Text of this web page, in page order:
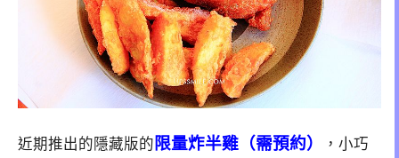
近期推出的隱藏版的 限量炸半雞（需預約）
，小巧